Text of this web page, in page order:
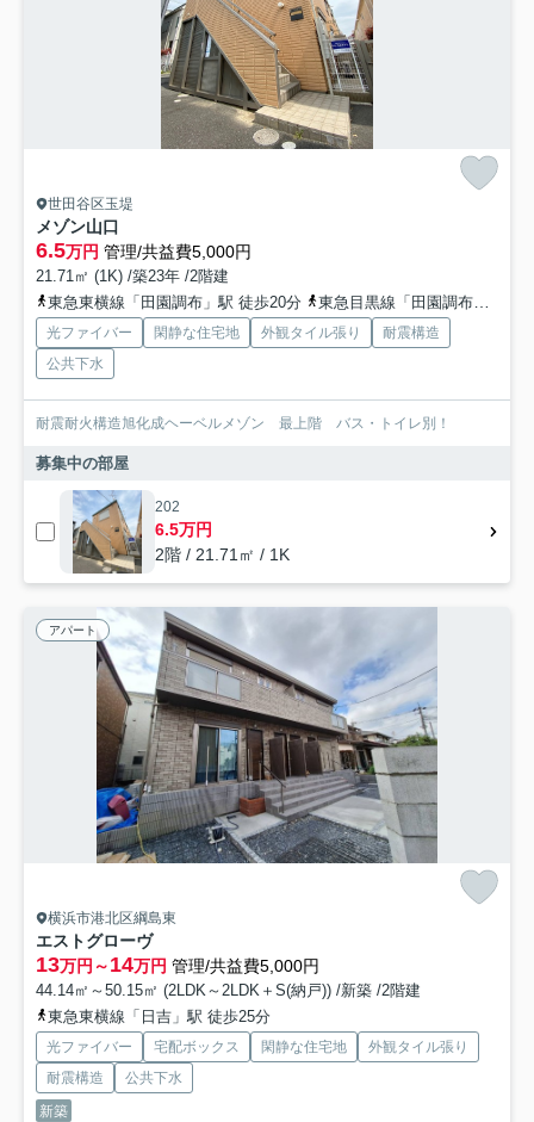
世田谷区玉堤
メゾン山口
6.5万円 管理/共益費5,000円
21.71㎡ (1K) /築23年 /2階建
東急東横線「田園調布」駅 徒歩20分
東急目黒線「田園調布」駅 徒歩20分
光ファイバー 閑静な住宅地 外観タイル張り
耐震構造
公共下水
耐震耐火構造旭化成ヘーベルメゾン 最上階 バス・トイレ別！
募集中の部屋
202
6.5万円
2階 / 21.71㎡ / 1K
アパート
横浜市港北区綱島東
エストグローヴ
13万円～14万円 管理/共益費5,000円
44.14㎡～50.15㎡ (2LDK～2LDK＋S(納戸)) /新築 /2階建
東急東横線「日吉」駅 徒歩25分
光ファイバー 宅配ボックス 閑静な住宅地
外観タイル張り
耐震構造
公共下水
新築